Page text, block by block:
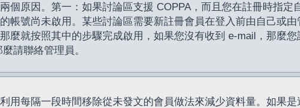
原因。第一：如果討論區支援 COPPA，而且您在註冊時指定
帳號尚未啟用。某些討論區需要新註冊會員在登入前由自己或
麼就按照其中的步驟完成啟用，如果您沒有收到 e-mail，那麼
請聯絡管理員。
用每隔一段時間移除從未發文的會員做法來減少資料量。如果